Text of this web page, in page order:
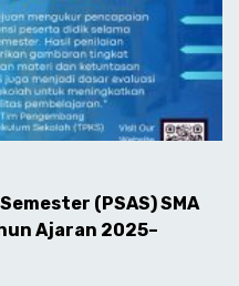
(PSAS) SMA
Ajaran 2025–